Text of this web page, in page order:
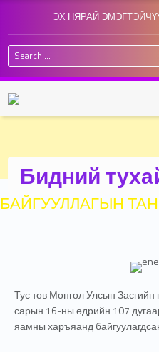
ЭХ НЯРАЙ
Search for:
Бидний
БАЙГУУЛЛАГЫН
Тус төв Монгол Улсын
сарын 16-ны өдрийн 107
яамны харъяанд